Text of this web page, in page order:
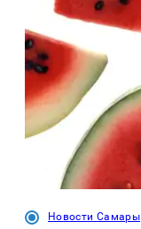
Новости Самары